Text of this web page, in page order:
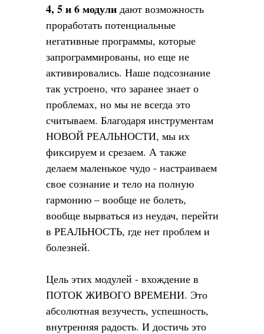
4, 5 и 6 модули дают возможность
проработать потенциальные
негативные программы, которые
запрограммированы, но еще не
активировались. Наше подсознание
так устроено, что заранее знает о
проблемах, но мы не всегда это
считываем. Благодаря инструментам
НОВОЙ РЕАЛЬНОСТИ, мы их
фиксируем и срезаем. А также
делаем маленькое чудо - настраиваем
свое сознание и тело на полную
гармонию – вообще не болеть,
вообще вырваться из неудач, перейти
в РЕАЛЬНОСТЬ, где нет проблем и
болезней.
Цель этих модулей - вхождение в
ПОТОК ЖИВОГО ВРЕМЕНИ. Это
абсолютная везучесть, успешность,
внутренняя радость. И достичь это